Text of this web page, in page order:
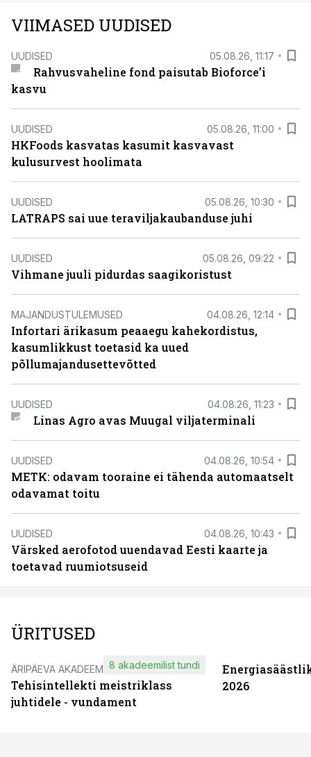
VIIMASED UUDISED
UUDISED 05.08.26, 11:17
Rahvusvaheline fond paisutab Bioforce’i
kasvu
UUDISED 05.08.26, 11:00
HKFoods kasvatas kasumit kasvavast
kulusurvest hoolimata
UUDISED 05.08.26, 10:30
LATRAPS sai uue teraviljakaubanduse juhi
UUDISED 05.08.26, 09:22
Vihmane juuli pidurdas saagikoristust
MAJANDUSTULEMUSED 04.08.26, 12:14
Infortari ärikasum peaaegu kahekordistus,
kasumlikkust toetasid ka uued
põllumajandusettevõtted
UUDISED 04.08.26, 11:23
Linas Agro avas Muugal viljaterminali
UUDISED 04.08.26, 10:54
METK: odavam tooraine ei tähenda automaatselt
odavamat toitu
UUDISED 04.08.26, 10:43
Värsked aerofotod uuendavad Eesti kaarte ja
toetavad ruumiotsuseid
ÜRITUSED
ÄRIPÄEVA AKADEEMIA
Tehisintellekti meistriklass
juhtidele - vundament
8 akadeemilist tundi
2026